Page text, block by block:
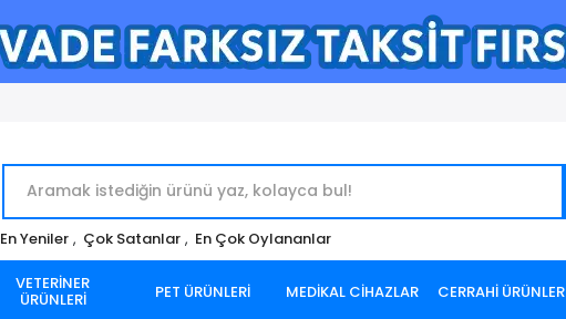
En Yeniler , Çok Satanlar , En Çok Oylananlar
VETERİNER
ÜRÜNLERİ PET ÜRÜNLERİ MEDİKAL CİHAZLAR CERRAHİ ÜRÜNLER